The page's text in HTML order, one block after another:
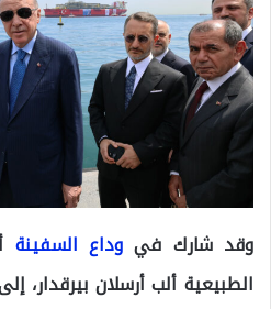
وقد شارك فيوداع السفينة
الطبيعية ألب أرسلان بيرقدار،